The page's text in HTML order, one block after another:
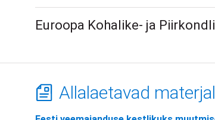
Euroopa Kohalike- ja
Allalaetavad